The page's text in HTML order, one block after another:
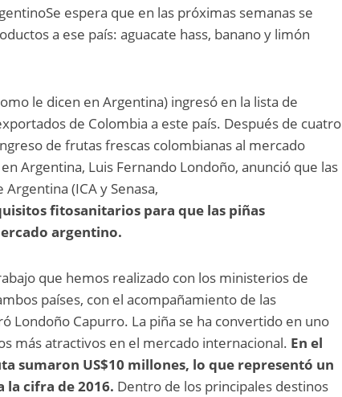
espera que en las próximas semanas se
a ese país: aguacate hass, banano y limón
le dicen en Argentina) ingresó en la lista de
de Colombia a este país. Después de cuatro
de frutas frescas colombianas al mercado
Argentina, Luis Fernando Londoño, anunció que las
(ICA y Senasa,
fitosanitarios para que las piñas
argentino.
que hemos realizado con los ministerios de
países, con el acompañamiento de las
Londoño Capurro. La piña se ha convertido en uno
más atractivos en el mercado internacional. En el
sumaron US$10 millones, lo que representó un
la cifra de 2016. Dentro de los principales destinos